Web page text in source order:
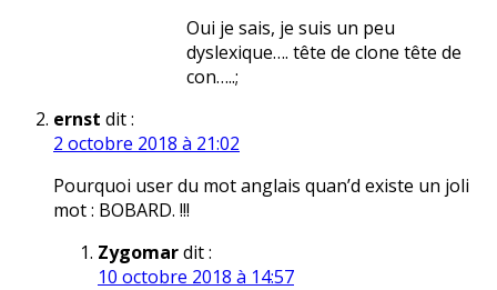
Oui je sais, je suis un peu
dyslexique…. tête de clone tête de
con…..;
ernst dit :
2 octobre 2018 à 21:02
Pourquoi user du mot anglais quan’d existe un joli
mot : BOBARD. !!!
Zygomardit :
10 octobre 2018 à 14:57